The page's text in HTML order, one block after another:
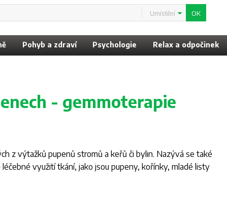
Umístění
Pohyb a zdraví Psychologie Relax a odpočinek
- gemmoterapie
z výtažků pupenů stromů a keřů či bylin. Nazývá se také
využití tkání, jako jsou pupeny, kořínky, mladé listy